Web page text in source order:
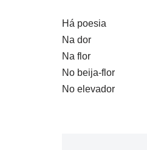
Há poesia
Na dor
Na flor
No beija-flor
No elevador